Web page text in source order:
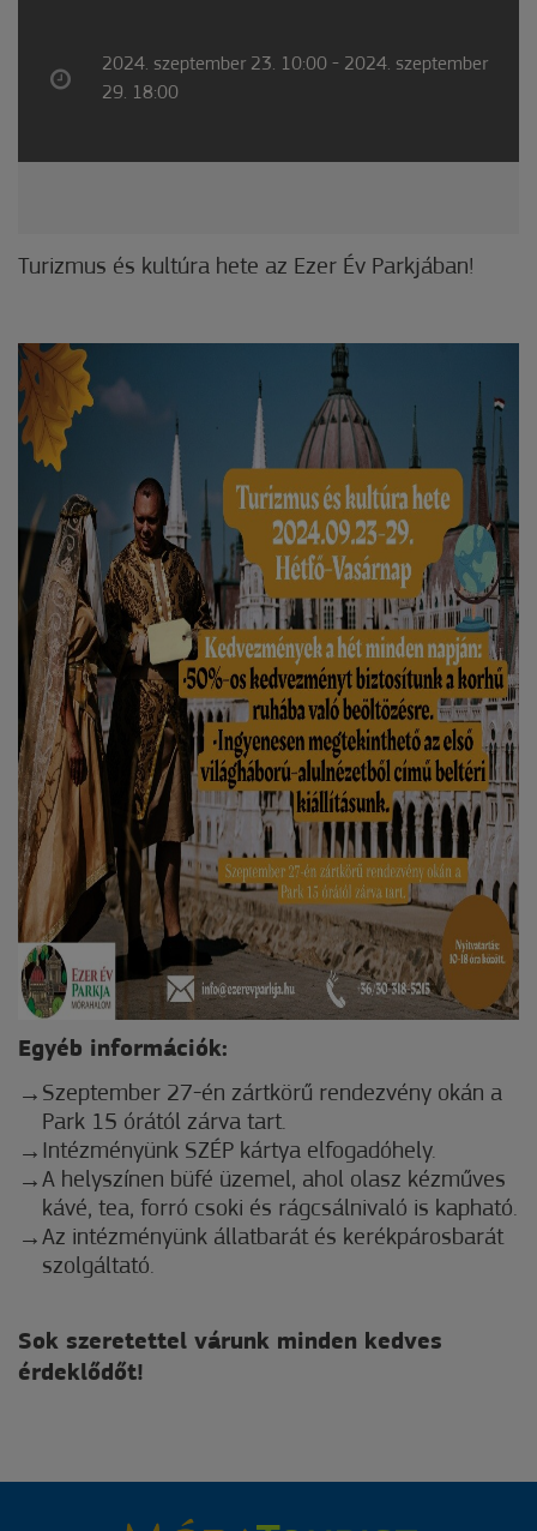
2024. szeptember 23. 10:00 - 2024. szeptember
29. 18:00
Turizmus és kultúra hete az Ezer Év Parkjában!
Egyéb információk:
Szeptember 27-én zártkörű rendezvény okán a
Park 15 órától zárva tart.
Intézményünk SZÉP kártya elfogadóhely.
A helyszínen büfé üzemel, ahol olasz kézműves
kávé, tea, forró csoki és rágcsálnivaló is kapható.
Az intézményünk állatbarát és kerékpárosbarát
szolgáltató.
Sok szeretettel várunk minden kedves
érdeklődőt!